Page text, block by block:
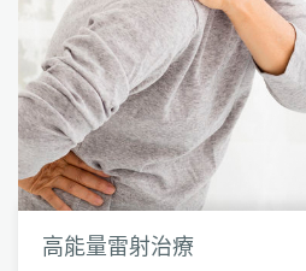
高能量雷射治療